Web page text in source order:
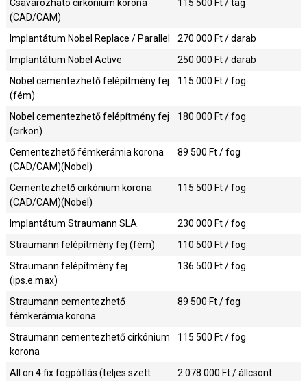
115 500 Ft / tag
Csavarozható cirkónium korona
(CAD/CAM)
270 000 Ft / darab
Implantátum Nobel Replace / Parallel
250 000 Ft / darab
Implantátum Nobel Active
115 000 Ft / fog
Nobel cementezhető felépítmény fej
(fém)
180 000 Ft / fog
Nobel cementezhető felépítmény fej
(cirkon)
89 500 Ft / fog
Cementezhető fémkerámia korona
(CAD/CAM)(Nobel)
115 500 Ft / fog
Cementezhető cirkónium korona
(CAD/CAM)(Nobel)
230 000 Ft / fog
Implantátum Straumann SLA
110 500 Ft / fog
Straumann felépítmény fej (fém)
136 500 Ft / fog
Straumann felépítmény fej
(ips.e.max)
89 500 Ft / fog
Straumann cementezhető
fémkerámia korona
115 500 Ft / fog
Straumann cementezhető cirkónium
korona
2 078 000 Ft / állcsont
All on 4 fix fogpótlás (teljes szett